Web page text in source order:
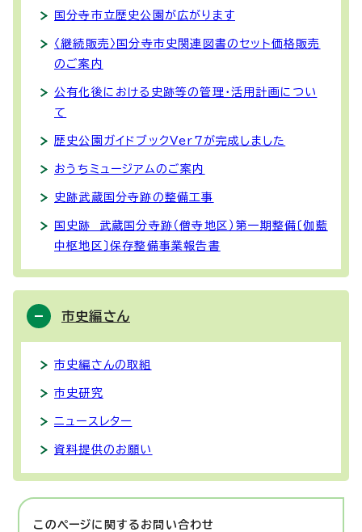
国分寺市立歴史公園が広がります
〈継続販売〉国分寺市史関連図書のセット価格販売
のご案内
公有化後における史跡等の管理・活用計画につい
て
歴史公園ガイドブックVer7が完成しました
おうちミュージアムのご案内
史跡武蔵国分寺跡の整備工事
国史跡 武蔵国分寺跡（僧寺地区）第一期整備〔伽藍
中枢地区〕保存整備事業報告書
市史編さん
市史編さんの取組
市史研究
ニュースレター
資料提供のお願い
このページに関する お問い合わせ